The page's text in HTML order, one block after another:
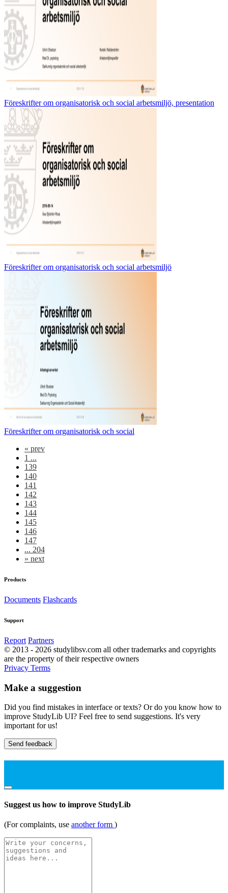
Föreskrifter om organisatorisk och social arbetsmiljö, presentation
Föreskrifter om organisatorisk och social arbetsmiljö
Föreskrifter om organisatorisk och social
« prev
1 ...
139
140
141
142
143
144
145
146
147
... 204
» next
Products
Documents Flashcards
Support
Report Partners
© 2013 - 2026 studylibsv.com all other trademarks and copyrights
are the property of their respective owners
Privacy Terms
Make a suggestion
Did you find mistakes in interface or texts? Or do you know how to
improve StudyLib UI? Feel free to send suggestions. It's very
important for us!
Send feedback
Suggest us how to improve StudyLib
(For complaints, use another form )